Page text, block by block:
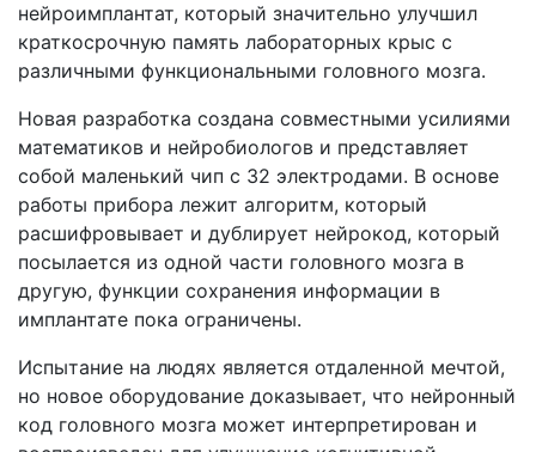
нейроимплантат, который значительно улучшил
краткосрочную память лабораторных крыс с
различными функциональными головного мозга.
Новая разработка создана совместными усилиями
математиков и нейробиологов и представляет
собой маленький чип с 32 электродами. В основе
работы прибора лежит алгоритм, который
расшифровывает и дублирует нейрокод, который
посылается из одной части головного мозга в
другую, функции сохранения информации в
имплантате пока ограничены.
Испытание на людях является отдаленной мечтой,
но новое оборудование доказывает, что нейронный
код головного мозга может интерпретирован и